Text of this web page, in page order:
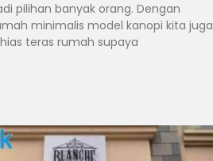
pilihan banyak orang. Dengan
minimalis model kanopi kita juga
teras rumah supaya